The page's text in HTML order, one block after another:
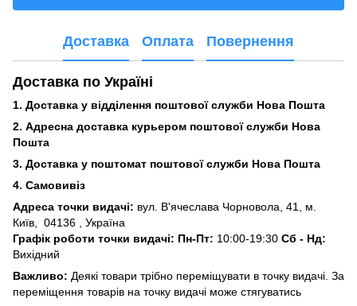
Доставка Оплата Повернення
Доставка по Україні
1. Доставка у відділення поштової служби Нова Пошта
2. Адресна доставка курьером поштової служби Нова
Пошта
3. Доставка у поштомат поштової служби Нова Пошта
4. Самовивіз
Адреса точки видачі: вул. В'ячеслава Чорновола, 41, м.
Київ,
04136 , Україна
Графік роботи точки видачі: Пн-Пт: 10:00-19:30 Сб - Нд:
Вихідний
Важливо: Деякі товари трібно переміщувати в точку видачі. За
переміщення товарів на точку видачі може стягуватись